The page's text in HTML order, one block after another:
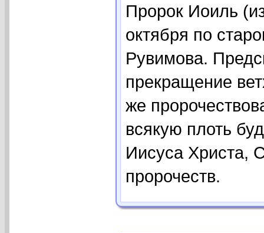
Пророк Иоиль
октября по
Рувимова.
прекращение
же
всякую плоть
Иисуса Христа,
пророчеств.